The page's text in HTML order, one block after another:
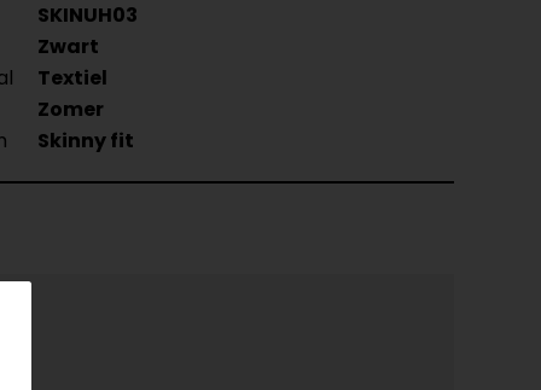
SKINUH03
Zwart
Textiel
Zomer
Skinny fit